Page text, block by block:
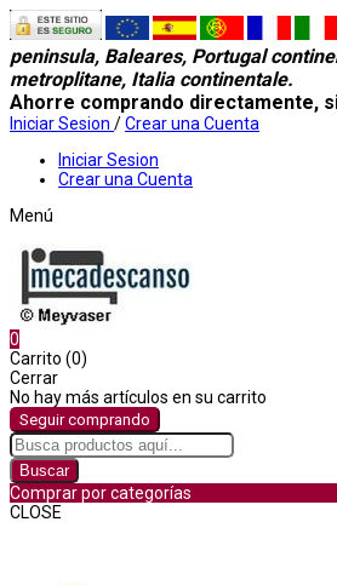
peninsula, Baleares, Portugal
metroplitane, Italia continentale.
Ahorre comprando directamente,
Iniciar Sesion /Crear una Cuenta
Iniciar Sesion
Crear una Cuenta
Menú
0
Carrito (0)
Cerrar
No hay más artículos en su carrito
Seguir comprando
Buscar
Comprar por categorías
CLOSE